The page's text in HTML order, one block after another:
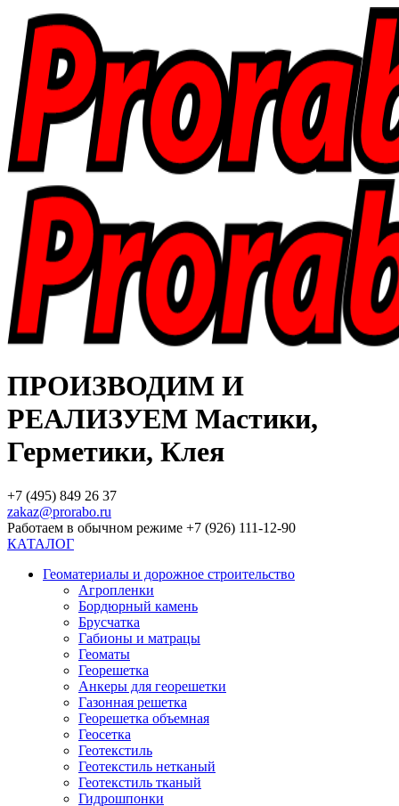
ПРОИЗВОДИМ И
РЕАЛИЗУЕМ Мастики,
Герметики, Клея
+7 (495) 849 26 37
zakaz@prorabo.ru
Работаем в обычном режиме +7 (926) 111-12-90
КАТАЛОГ
Геоматериалы и дорожное строительство
Агропленки
Бордюрный камень
Брусчатка
Габионы и матрацы
Геоматы
Георешетка
Анкеры для георешетки
Газонная решетка
Георешетка объемная
Геосетка
Геотекстиль
Геотекстиль нетканый
Геотекстиль тканый
Гидрошпонки